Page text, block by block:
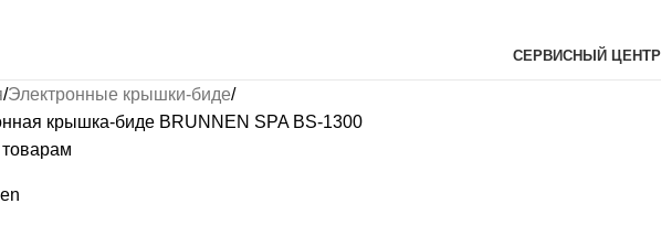
СЕРВИСНЫЙ ЦЕНТР
Электронные крышки-биде
крышка-биде BRUNNEN SPA BS-1300